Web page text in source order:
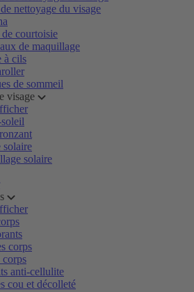
nettoyage du visage
courtoisie
de maquillage
à cils
de sommeil
visage
solaire
solaire
corps
corps
anti-cellulite
cou et décolleté